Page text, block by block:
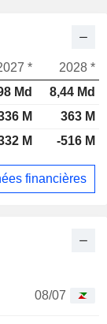
08/07
*
2028 *
Md
8,44 Md
M
363 M
M -516 M
financières